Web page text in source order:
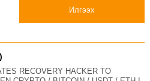
Илгээх
RECOVERY HACKER TO